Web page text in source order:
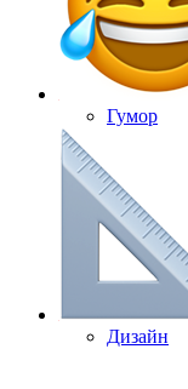
Гумор
Дизайн